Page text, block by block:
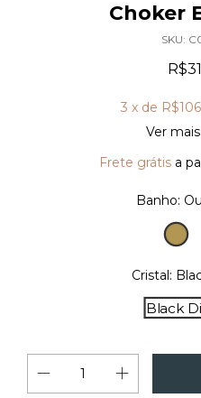
Choker
SKU:
3 x de
Ver
Frete grátis a
Banho:
Ouro
Cristal:
Black